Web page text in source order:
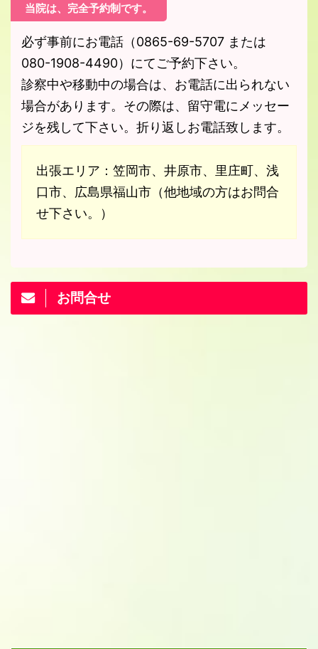
当院は、完全予約制です。
必ず事前にお電話（0865-69-5707 または
080-1908-4490）にてご予約下さい。
診察中や移動中の場合は、お電話に出られない
場合があります。その際は、留守電にメッセー
ジを残して下さい。折り返しお電話致します。
出張エリア：笠岡市、井原市、里庄町、浅
口市、広島県福山市（他地域の方はお問合
せ下さい。）
お問合せ